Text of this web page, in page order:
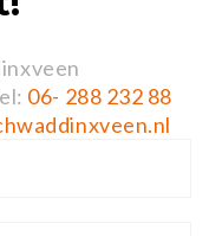
06- 288 232 88